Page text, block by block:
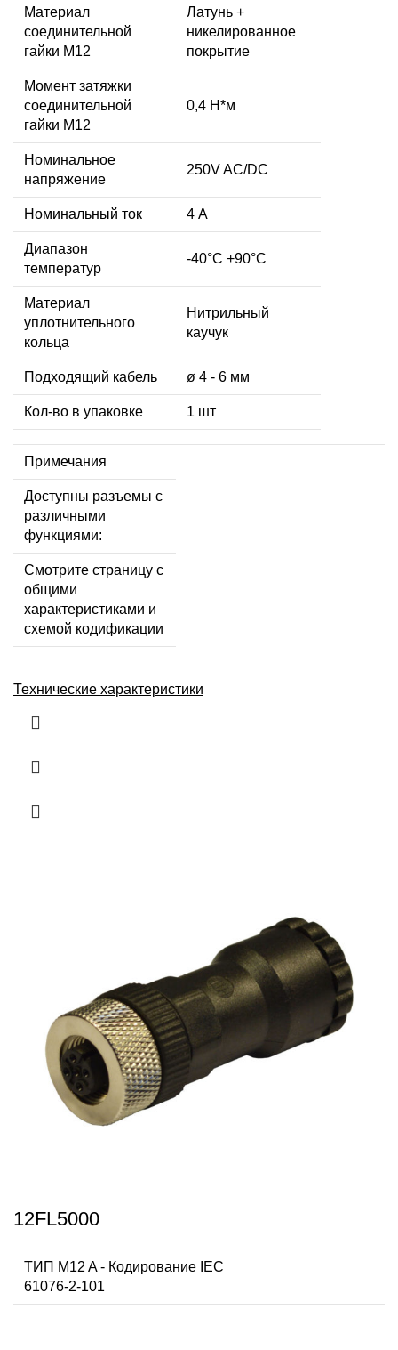
Материал
соединительной
гайки M12
Латунь +
никелированное
покрытие
Момент затяжки
соединительной
гайки M12
0,4 Н*м
Номинальное
напряжение
250V AC/DC
Номинальный ток 4 А
Диапазон
температур
-40°C +90°C
Материал
уплотнительного
кольца
Нитрильный
каучук
Подходящий кабель ø 4 - 6 мм
Кол-во в упаковке 1 шт
Примечания
Доступны разъемы с
различными
функциями:
Смотрите страницу с
общими
характеристиками и
схемой кодификации
Технические характеристики
12FL5000
ТИП M12 A - Кодирование IEC
61076-2-101